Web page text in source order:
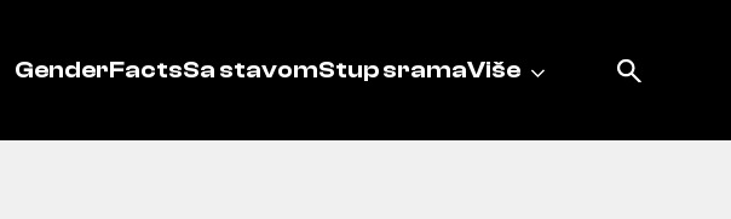
GenderFactsSa stavomStup sramaViše